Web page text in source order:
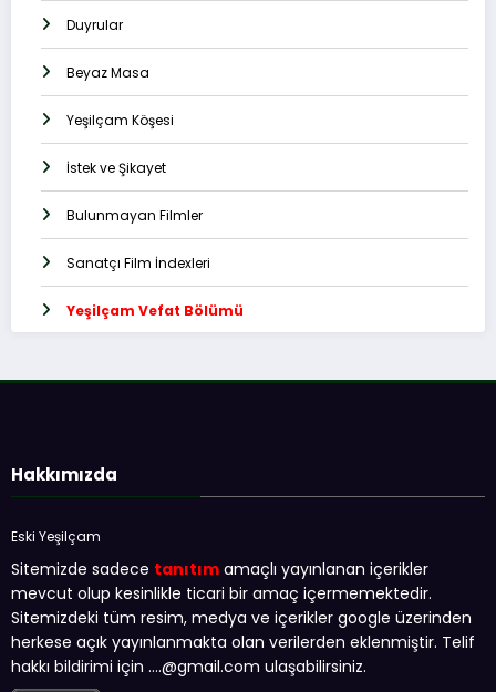
Duyrular
Beyaz Masa
Yeşilçam Köşesi
İstek ve Şikayet
Bulunmayan Filmler
Sanatçı Film İndexleri
Yeşilçam Vefat Bölümü
Hakkımızda
Eski Yeşilçam
Sitemizde sadece tanıtım amaçlı yayınlanan içerikler
mevcut olup kesinlikle ticari bir amaç içermemektedir.
Sitemizdeki tüm resim, medya ve içerikler google üzerinden
herkese açık yayınlanmakta olan verilerden eklenmiştir. Telif
hakkı bildirimi için ….@gmail.com ulaşabilirsiniz.